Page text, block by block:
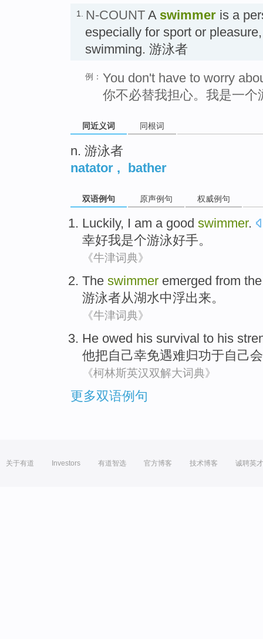
1. N-COUNT A swimmer is a
especially for sport or
swimming. 游泳者
例： You don't have to worry
你不必替我担心。我是一个
同近义词 同根词
n. 游泳者
natator , bather
双语例句 原声例句 权威例句
Luckily, I am a good swimmer.
幸好我是个游泳好手。
《牛津词典》
The swimmer emerged from
游泳者从湖水中浮出来。
《牛津词典》
He owed his survival to his
他把自己幸免遇难归功于自己会
《柯林斯英汉双解大词典》
更多双语例句
关于有道 Investors 有道智选 官方博客 技术博客 诚聘英才